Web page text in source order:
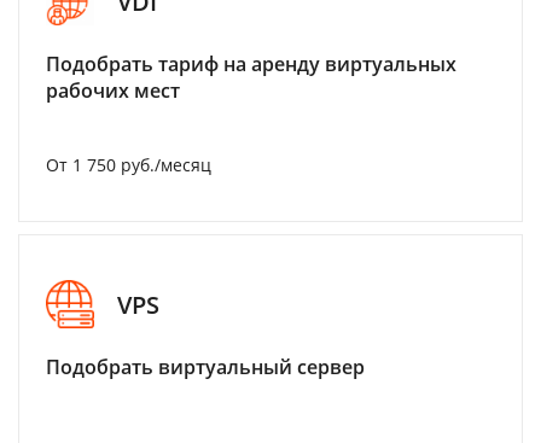
Подобрать тариф на аренду виртуальных
рабочих мест
От 1 750 руб./месяц
VPS
Подобрать виртуальный сервер